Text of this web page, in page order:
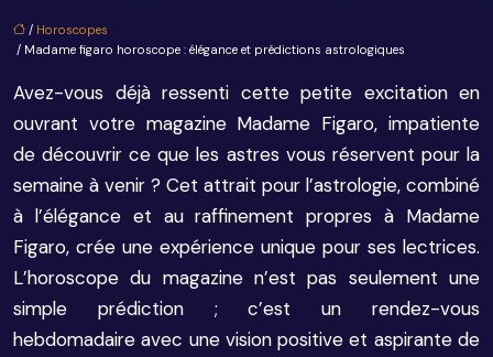
/ Horoscopes
/ Madame figaro horoscope : élégance et prédictions astrologiques
Avez-vous déjà ressenti cette petite excitation en
ouvrant votre magazine Madame Figaro, impatiente
de découvrir ce que les astres vous réservent pour la
semaine à venir ? Cet attrait pour l’astrologie, combiné
à l’élégance et au raffinement propres à Madame
Figaro, crée une expérience unique pour ses lectrices.
L’horoscope du magazine n’est pas seulement une
simple prédiction ; c’est un rendez-vous
hebdomadaire avec une vision positive et aspirante de